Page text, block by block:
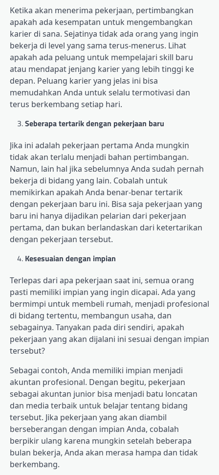
Ketika akan menerima pekerjaan, pertimbangkan
apakah ada kesempatan untuk mengembangkan
karier di sana. Sejatinya tidak ada orang yang ingin
bekerja di level yang sama terus-menerus. Lihat
apakah ada peluang untuk mempelajari skill baru
atau mendapat jenjang karier yang lebih tinggi ke
depan. Peluang karier yang jelas ini bisa
memudahkan Anda untuk selalu termotivasi dan
terus berkembang setiap hari.
Seberapa tertarik dengan pekerjaan baru
Jika ini adalah pekerjaan pertama Anda mungkin
tidak akan terlalu menjadi bahan pertimbangan.
Namun, lain hal jika sebelumnya Anda sudah pernah
bekerja di bidang yang lain. Cobalah untuk
memikirkan apakah Anda benar-benar tertarik
dengan pekerjaan baru ini. Bisa saja pekerjaan yang
baru ini hanya dijadikan pelarian dari pekerjaan
pertama, dan bukan berlandaskan dari ketertarikan
dengan pekerjaan tersebut.
Kesesuaian dengan impian
Terlepas dari apa pekerjaan saat ini, semua orang
pasti memiliki impian yang ingin dicapai. Ada yang
bermimpi untuk membeli rumah, menjadi profesional
di bidang tertentu, membangun usaha, dan
sebagainya. Tanyakan pada diri sendiri, apakah
pekerjaan yang akan dijalani ini sesuai dengan impian
tersebut?
Sebagai contoh, Anda memiliki impian menjadi
akuntan profesional. Dengan begitu, pekerjaan
sebagai akuntan junior bisa menjadi batu loncatan
dan media terbaik untuk belajar tentang bidang
tersebut. Jika pekerjaan yang akan diambil
berseberangan dengan impian Anda, cobalah
berpikir ulang karena mungkin setelah beberapa
bulan bekerja, Anda akan merasa hampa dan tidak
berkembang.